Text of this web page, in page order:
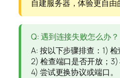
自建服务器，体验更自由
Q: 遇到连接失败怎么办？
A: 按以下步骤排查：1)
2) 检查端口是否开放；3)
4) 尝试更换协议或端口。